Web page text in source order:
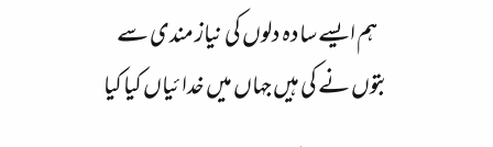
ہم ایسے سادہ دلوں کی نیاز مندی سے
بتوں نے کی ہیں جہاں میں خدائیاں کیا کیا